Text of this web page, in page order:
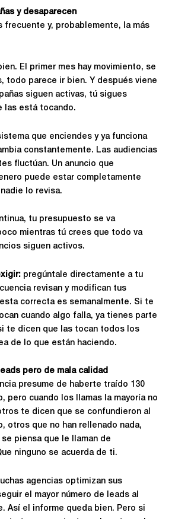
y desaparecen
frecuente y, probablemente, la más
El primer mes hay movimiento, se
todo parece ir bien. Y después viene
siguen activas, tú sigues
las está tocando.
que enciendes y ya funciona
constantemente. Las audiencias
fluctúan. Un anuncio que
puede estar completamente
lo revisa.
tu presupuesto se va
mientras tú crees que todo va
siguen activos.
pregúntale directamente a tu
revisan y modifican tus
correcta es semanalmente. Si te
cuando algo falla, ya tienes parte
te dicen que las tocan todos los
de lo que están haciendo.
pero de mala calidad
presume de haberte traído 130
pero cuando los llamas la mayoría no
te dicen que se confundieron al
otros que no han rellenado nada,
piensa que le llaman de
ninguno se acuerda de ti.
agencias optimizan sus
el mayor número de leads al
Así el informe queda bien. Pero si